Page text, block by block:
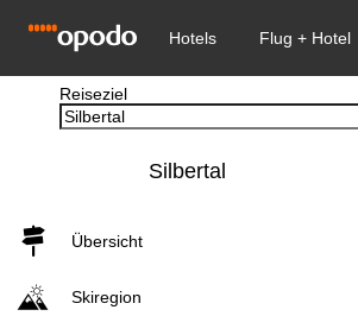
Reiseziel
Silbertal
Übersicht
Skiregion